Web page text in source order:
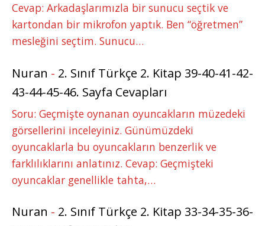
Cevap: Arkadaşlarımızla bir sunucu seçtik ve
kartondan bir mikrofon yaptık. Ben “öğretmen”
mesleğini seçtim. Sunucu…
Nuran - 2. Sınıf Türkçe 2. Kitap 39-40-41-42-
43-44-45-46. Sayfa Cevapları
Soru: Geçmişte oynanan oyuncakların müzedeki
görsellerini inceleyiniz. Günümüzdeki
oyuncaklarla bu oyuncakların benzerlik ve
farklılıklarını anlatınız. Cevap: Geçmişteki
oyuncaklar genellikle tahta,…
Nuran - 2. Sınıf Türkçe 2. Kitap 33-34-35-36-